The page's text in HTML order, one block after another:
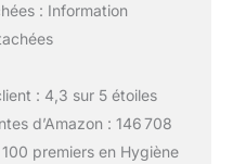
: Information
: 4,3 sur 5 étoiles
d’Amazon : 146 708
premiers en Hygiène